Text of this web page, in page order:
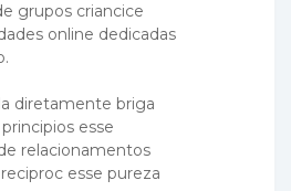
grupos criancice
online dedicadas
diretamente briga
esse
relacionamentos
esse pureza